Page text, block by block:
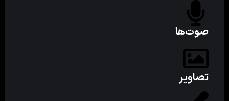
صوت‌ها
تصاویر